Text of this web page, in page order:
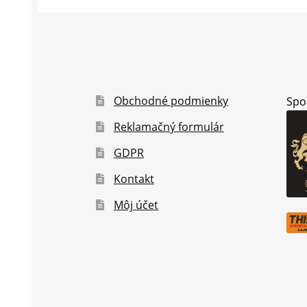
Obchodné podmienky
Reklamačný formulár
GDPR
Kontakt
Môj účet